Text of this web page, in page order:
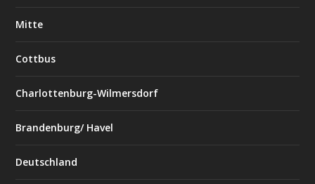
Mitte
Cottbus
Charlottenburg-Wilmersdorf
Brandenburg/ Havel
Deutschland